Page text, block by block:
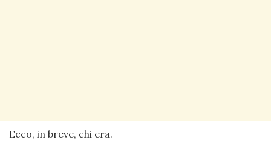
Ecco, in breve, chi era.